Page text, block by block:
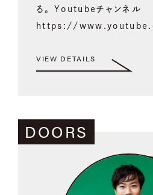
る。 Youtubeチャンネル
https://
VIEW DETAILS
DOORS